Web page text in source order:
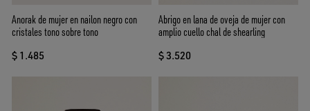
Anorak de mujer en nailon negro con
cristales tono sobre tono
$ 1.485
Abrigo en lana de oveja de mujer con
amplio cuello chal de shearling
$ 3.520